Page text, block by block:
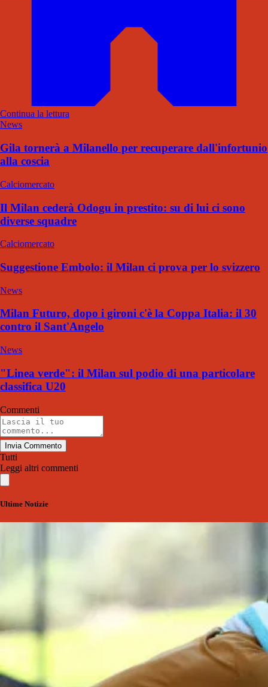
Continua la lettura
News
Gila tornerà a Milanello per recuperare dall'infortunio
alla coscia
Calciomercato
Il Milan cederà Odogu in prestito: su di lui ci sono
diverse squadre
Calciomercato
Suggestione Embolo: il Milan ci prova per lo svizzero
News
Milan Futuro, dopo i gironi c'è la Coppa Italia: il 30
contro il Sant'Angelo
News
"Linea verde": il Milan sul podio di una particolare
classifica U20
Commenti
Invia Commento
Tutti
Leggi altri commenti
Ultime Notizie